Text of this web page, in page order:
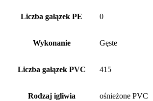
Liczba gałązek PE 0
Wykonanie Gęste
Liczba gałązek PVC 415
Rodzaj igliwia ośnieżone PVC